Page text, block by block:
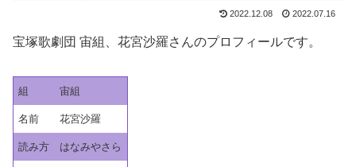
2022.12.08 2022.07.16
宝塚歌劇団 宙組、花宮沙羅さんのプロフィールです。
組 宙組
名前 花宮沙羅
読み方 はなみやさら